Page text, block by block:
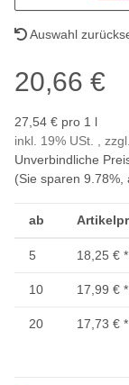
Auswahl
20,66 €
27,54 € pro 1 l
inkl. 19% USt. , zzgl.
Unverbindliche
(Sie sparen 9.78%
ab
5 18,25 € *
10 17,99 € *
20 17,73 € *